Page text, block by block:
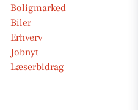
Boligmarked
Biler
Erhverv
Jobnyt
Læserbidrag